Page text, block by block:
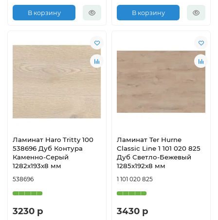
В корзину В корзину
Ламинат Haro Tritty 100
538696 Дуб Контура
Каменно-Серый
1282x193x8 мм
538696
3230 р
Ламинат Ter Hurne
Classic Line 1 101 020 825
Дуб Светло-Бежевый
1285x192x8 мм
1 101 020 825
3430 р